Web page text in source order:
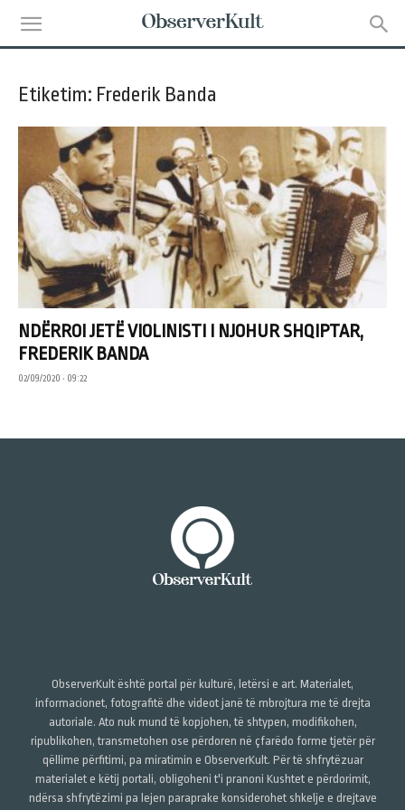
Etiketim: Frederik Banda
NDËRROI JETË VIOLINISTI I NJOHUR SHQIPTAR,
FREDERIK BANDA
02/09/2020 • 09:22
ObserverKult është portal për kulturë, letërsi e art. Materialet,
informacionet, fotografitë dhe videot janë të mbrojtura me të drejta
autoriale. Ato nuk mund të kopjohen, të shtypen, modifikohen,
ripublikohen, transmetohen ose përdoren në çfarëdo forme tjetër për
qëllime përfitimi, pa miratimin e ObserverKult. Për të shfrytëzuar
materialet e këtij portali, obligoheni t'i pranoni Kushtet e përdorimit,
ndërsa shfrytëzimi pa lejen paraprake konsiderohet shkelje e drejtave